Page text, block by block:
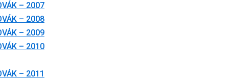
– 2007
– 2008
– 2009
– 2010
– 2011